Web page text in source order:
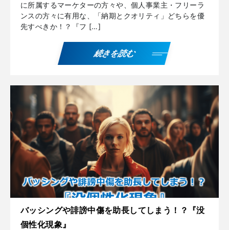
に所属するマーケターの方々や、個人事業主・フリーラ
ンスの方々に有用な、「納期とクオリティ」どちらを優
先すべきか！？『フ […]
続きを読む
バッシングや誹謗中傷を助長してしまう！？『没
個性化現象』